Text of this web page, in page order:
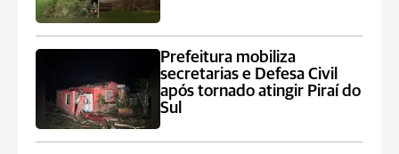
Prefeitura mobiliza
secretarias e Defesa Civil
após tornado atingir Piraí do
Sul